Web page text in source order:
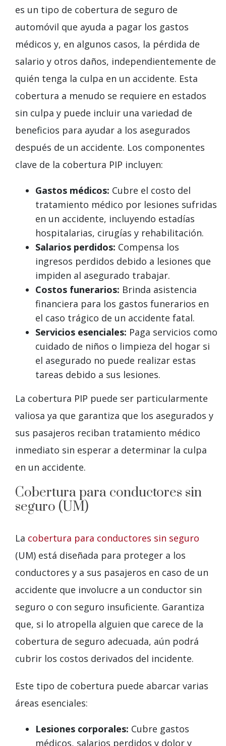
es un tipo de cobertura de seguro de
automóvil que ayuda a pagar los gastos
médicos y, en algunos casos, la pérdida de
salario y otros daños, independientemente de
quién tenga la culpa en un accidente. Esta
cobertura a menudo se requiere en estados
sin culpa y puede incluir una variedad de
beneficios para ayudar a los asegurados
después de un accidente. Los componentes
clave de la cobertura PIP incluyen:
Gastos médicos: Cubre el costo del
tratamiento médico por lesiones sufridas
en un accidente, incluyendo estadías
hospitalarias, cirugías y rehabilitación.
Salarios perdidos: Compensa los
ingresos perdidos debido a lesiones que
impiden al asegurado trabajar.
Costos funerarios: Brinda asistencia
financiera para los gastos funerarios en
el caso trágico de un accidente fatal.
Servicios esenciales: Paga servicios como
cuidado de niños o limpieza del hogar si
el asegurado no puede realizar estas
tareas debido a sus lesiones.
La cobertura PIP puede ser particularmente
valiosa ya que garantiza que los asegurados y
sus pasajeros reciban tratamiento médico
inmediato sin esperar a determinar la culpa
en un accidente.
Cobertura para conductores sin
seguro (UM)
La cobertura para conductores sin seguro
(UM) está diseñada para proteger a los
conductores y a sus pasajeros en caso de un
accidente que involucre a un conductor sin
seguro o con seguro insuficiente. Garantiza
que, si lo atropella alguien que carece de la
cobertura de seguro adecuada, aún podrá
cubrir los costos derivados del incidente.
Este tipo de cobertura puede abarcar varias
áreas esenciales:
Lesiones corporales: Cubre gastos
médicos, salarios perdidos y dolor y